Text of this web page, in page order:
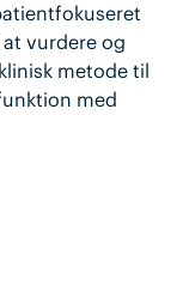
vurdere og
metode til
med